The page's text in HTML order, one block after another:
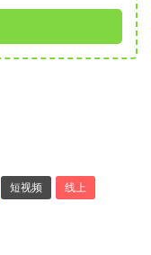
短视频 线上